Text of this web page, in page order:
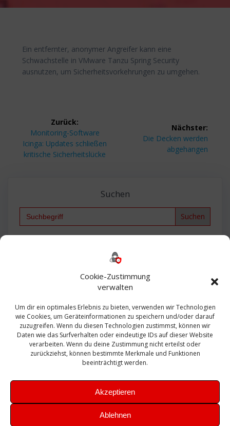
Cookie-Zustimmung
verwalten
Um dir ein optimales Erlebnis zu bieten, verwenden wir Technologien
wie Cookies, um Geräteinformationen zu speichern und/oder darauf
zuzugreifen. Wenn du diesen Technologien zustimmst, können wir
Daten wie das Surfverhalten oder eindeutige IDs auf dieser Website
verarbeiten. Wenn du deine Zustimmung nicht erteilst oder
zurückziehst, können bestimmte Merkmale und Funktionen
beeinträchtigt werden.
Akzeptieren
Ablehnen
Ein entfernter, anonymer Angreifer kann eine
Schwachstelle in VMware Tanzu Spring Security
ausnutzen, um Sicherheitsvorkehrungen zu umgehen.
Beitragsnavigation
Zurück:
Vorheriger
Beitrag:
Monitoring-Software
Icinga: Updates schließen
kritische Sicherheitslücke
Nächster:
Nächster
Beitrag:
Die Decken werden
abgehangen
Suchen
Search
Bautagebuch
Exchange firewall Fritzbox
Microsoft
Sanierung SBS Security Server Sicherheit
Sicherung SIEM Sophos SSL Ubuntu
Update Upgrade UTM VCenter VCSA Veeam
VMWare VPN WAZUH Windows
Zertifikat